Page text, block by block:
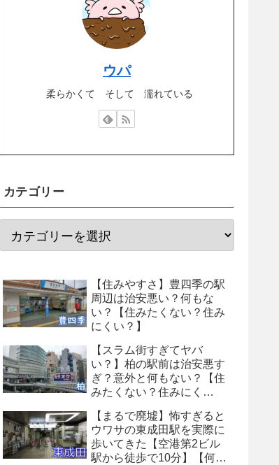
ウパ
柔らかくて そして 濡れている
カテゴリー
【住みやすさ】豊四季の駅
周辺は治安悪い？何もな
い？【住みたくない？住み
にくい？】
【スラム街すぎてヤバ
い？】柏の駅前は治安悪す
ぎ？意外と何もない？【住
みたくない？住みにく
【まるで廃墟】怖すぎると
ウワサの東成田駅を実際に
歩いてきた【空港第2ビル
駅から徒歩で10分】【何も